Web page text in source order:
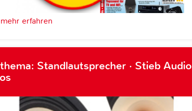
erfahren
Standlautsprecher · Stieb Audio